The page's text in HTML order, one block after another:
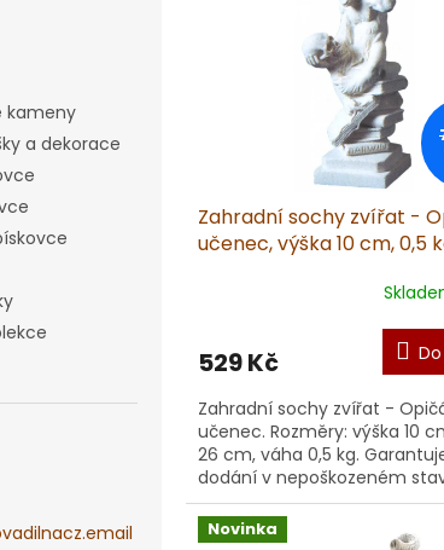
kameny
a dekorace
Zahradní sochy zvířat -
učenec, výška 10 cm, 0,5
529 Kč
Zahradní sochy zvířat -
učenec. Rozměry: výška 10
26 cm, váha 0,5 kg.
dodání v nepoškozeném
Materiál: umělý
pískovec. Doporučujem...
Novinka